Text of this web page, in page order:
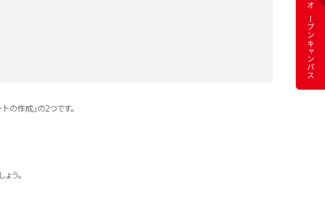
の作成」の2つです。
う。
オープン
キャンパス